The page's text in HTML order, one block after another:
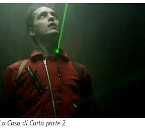
Casa di Carta parte 2